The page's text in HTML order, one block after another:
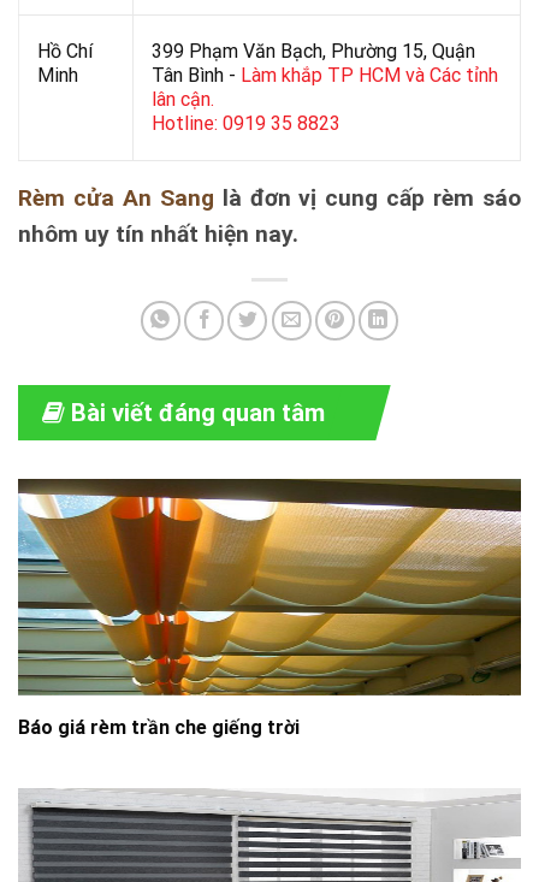
Hồ Chí
Minh
399 Phạm Văn Bạch, Phường 15, Quận
Tân Bình - Làm khắp TP HCM và Các tỉnh
lân cận.
Hotline: 0919 35 8823
Rèm cửa An Sang là đơn vị cung cấp rèm sáo
nhôm uy tín nhất hiện nay.
Bài viết đáng quan tâm
Báo giá rèm trần che giếng trời